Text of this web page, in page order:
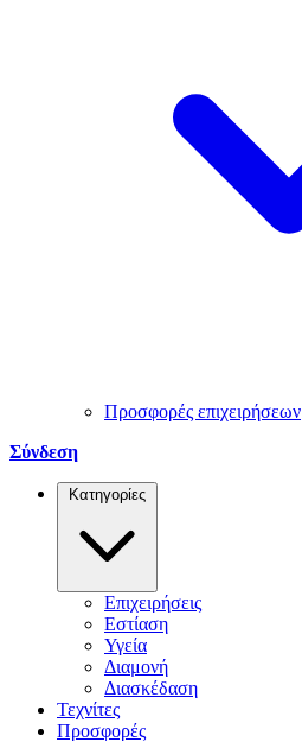
Προσφορές επιχειρήσεων
Σύνδεση
Κατηγορίες
Επιχειρήσεις
Εστίαση
Υγεία
Διαμονή
Διασκέδαση
Τεχνίτες
Προσφορές